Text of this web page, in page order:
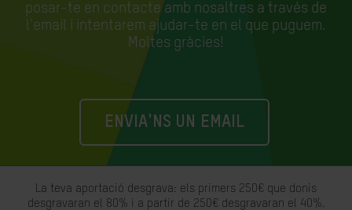
posar-te en contacte amb nosaltres a través de
l'email i intentarem ajudar-te en el que puguem.
Moltes gràcies!
ENVIA'NS UN EMAIL
La teva aportació desgrava: els primers 250€ que donis
desgravaran el 80% i a partir de 250€ desgravaran el 40%.